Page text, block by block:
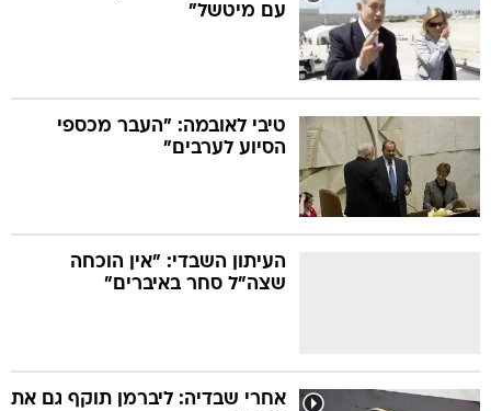
עם מיטשל"
טיבי לאובמה: "העבר מכספי
הסיוע לערבים"
העיתון השבדי: "אין הוכחה
שצה"ל סחר באיברים"
אחרי שבדיה: ליברמן תוקף גם את